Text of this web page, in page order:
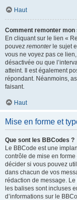
Haut
Comment remonter mon
En cliquant sur le lien «
pouvez remonterle sujet
vous ne voyez pas ce
désactivée ou que
atteint. Il est également
répondant. Néanmoins,
faisant.
Haut
Mise en forme et
Que sont les BBCodes ?
Le BBCode est une
contrôle de mise en forme
décider si vous pouvez
dans chacun de vos
rédaction de message.
les balises sont incluses
d’informations sur le